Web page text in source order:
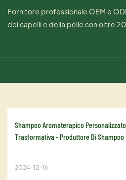
Fornitore professionale OEM e
dei capelli e della pelle con oltre
Shampoo Aromaterapico
Trasformativa - Produttore Di Shampoo
2024-12-16